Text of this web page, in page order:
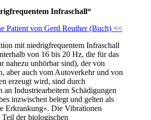
Infraschall“
Patient von Gerd Reuther (Buch) <<
mit niedrigfrequentem Infraschall
von 16 bis 20 Hz, die für das
nahezu unhörbar sind), der von
aber auch vom Autoverkehr und von
erzeugt wird, sind durch
an Industriearbeitern Schädigungen
inzwischen belegt und gelten als
Erkrankung«. Die Vibrationen
Teil der biologischen